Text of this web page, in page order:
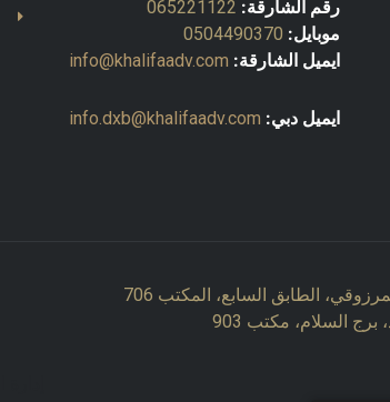
رقم الشارقة: 065221122
موبايل: 0504490370
ايميل الشارقة: info@khalifaadv.com
ايميل دبي: info.dxb@khalifaadv.com
الطابق السابع، المكتب 706
السلام، مكتب 903